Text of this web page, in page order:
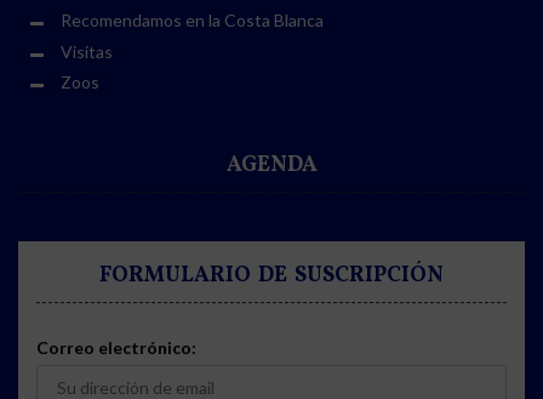
Recomendamos en la Costa Blanca
Visitas
Zoos
AGENDA
FORMULARIO DE SUSCRIPCIÓN
Correo electrónico: